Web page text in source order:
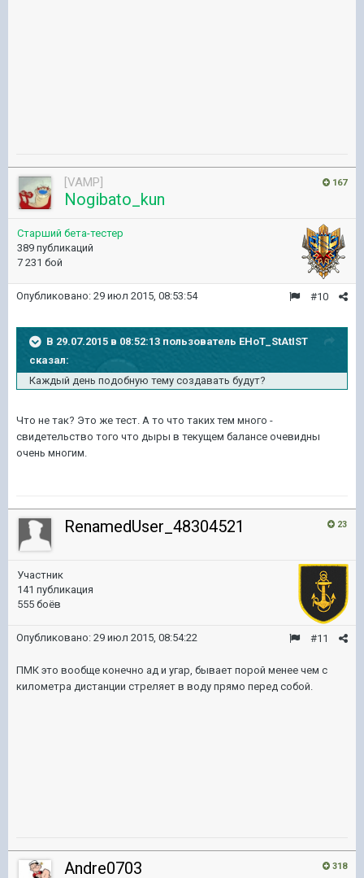
167
[VAMP]
Nogibato_kun
Старший бета-тестер
389 публикаций
7 231 бой
#10
Опубликовано: 29 июл 2015, 08:53:54
В 29.07.2015 в 08:52:13 пользователь EHoT_StAtIST
сказал:
Каждый день подобную тему создавать будут?
Что не так? Это же тест. А то что таких тем много -
свидетельство того что дыры в текущем балансе очевидны
очень многим.
23
RenamedUser_48304521
Участник
141 публикация
555 боёв
#11
Опубликовано: 29 июл 2015, 08:54:22
ПМК это вообще конечно ад и угар, бывает порой менее чем с
километра дистанции стреляет в воду прямо перед собой.
318
Andre0703